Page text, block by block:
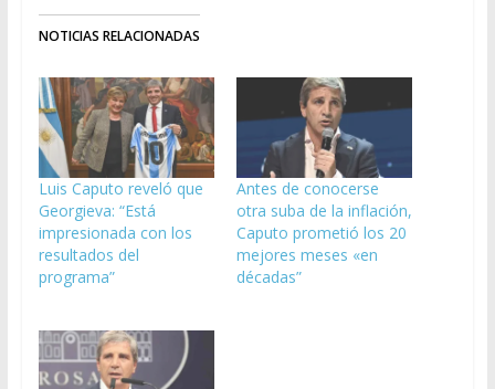
NOTICIAS RELACIONADAS
Luis Caputo reveló que
Georgieva: “Está
impresionada con los
resultados del
programa”
Antes de conocerse
otra suba de la inflación,
Caputo prometió los 20
mejores meses «en
décadas”